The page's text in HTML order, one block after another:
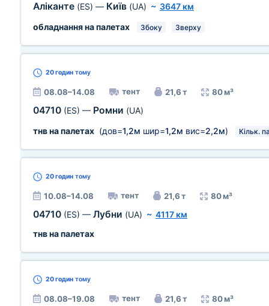
Аліканте (ES) — Київ (UA) ~ 3647 км
обладнання на палетах
Збоку Зверху
20 годин тому
08.08–14.08 тент 21,6 т 80 м³
04710 (ES) — Ромни (UA)
тнв на палетах (дов=1,2м шир=1,2м вис=2,2м) Кільк.
20 годин тому
10.08–14.08 тент 21,6 т 80 м³
04710 (ES) — Лубни (UA) ~ 4117 км
тнв на палетах
20 годин тому
08.08–19.08 тент 21,6 т 80 м³